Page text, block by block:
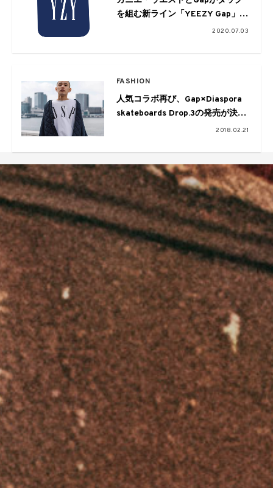
を組む新ライン「YEEZY Gap」コ
レクションが2021年に誕⽣2020.07.03
FASHION
人気コラボ再び、Gap×Diaspora
skateboards Drop.3の発売が決
定！KID FRESINOの着こなしにも
2018.02.21